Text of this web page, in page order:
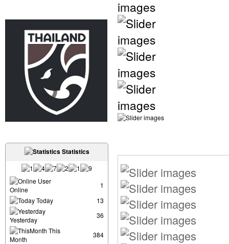
Statistics
User
Online
1
Today
13
Yesterday
36
This
Month
384